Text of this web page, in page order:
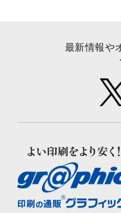
最新情報や